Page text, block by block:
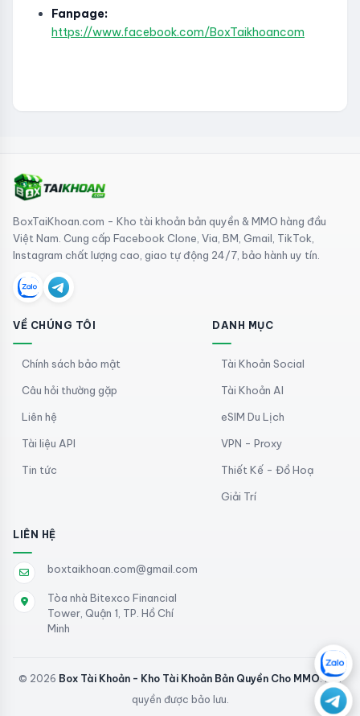
Fanpage:
https://www.facebook.com/BoxTaikhoancom
BoxTaiKhoan.com - Kho tài khoản bản quyền & MMO hàng đầu
Việt Nam. Cung cấp Facebook Clone, Via, BM, Gmail, TikTok,
Instagram chất lượng cao, giao tự động 24/7, bảo hành uy tín.
VỀ CHÚNG TÔI
Chính sách bảo mật
Câu hỏi thường gặp
Liên hệ
Tài liệu API
Tin tức
DANH MỤC
Tài Khoản Social
Tài Khoản AI
eSIM Du Lịch
VPN - Proxy
Thiết Kế - Đồ Hoạ
Giải Trí
LIÊN HỆ
boxtaikhoan.com@gmail.com
Tòa nhà Bitexco Financial
Tower, Quận 1, TP. Hồ Chí
Minh
© 2026 Box Tài Khoản - Kho Tài Khoản Bản Quyền Cho MMO. Mọi
quyền được bảo lưu.